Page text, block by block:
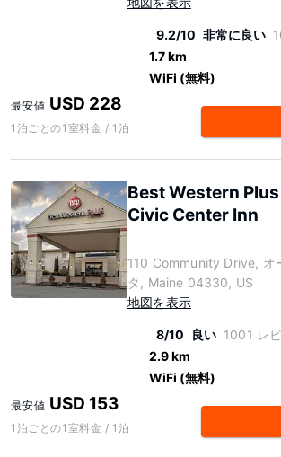
9.2/10 非常に良い
1.7 km
WiFi (無料)
最安値 USD 228
1泊ごとの1室料金 / 1泊
Best Western
Civic Center Inn
110 Community Drive, オ
タ, Maine 04330, US
地図を表示
8/10 良い 1001 レ
2.9 km
WiFi (無料)
最安値 USD 153
1泊ごとの1室料金 / 1泊